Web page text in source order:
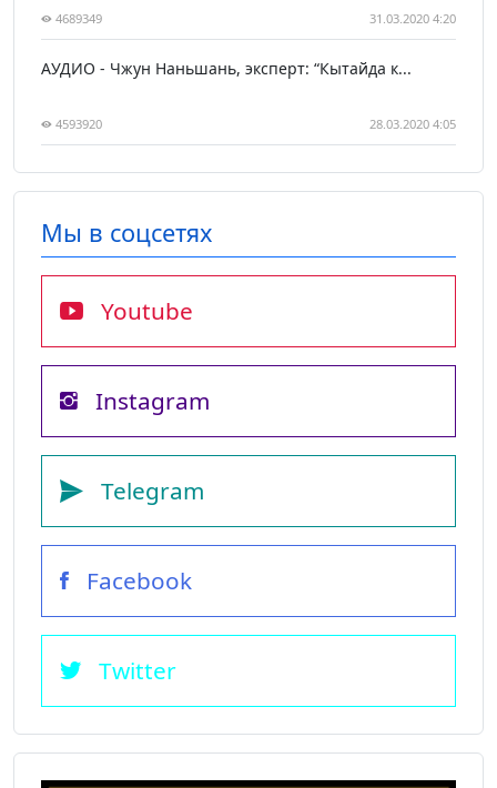
4689349 31.03.2020 4:20
АУДИО - Чжун Наньшань, эксперт: “Кытайда к...
4593920 28.03.2020 4:05
Мы в соцсетях
Youtube
Instagram
Telegram
Facebook
Twitter